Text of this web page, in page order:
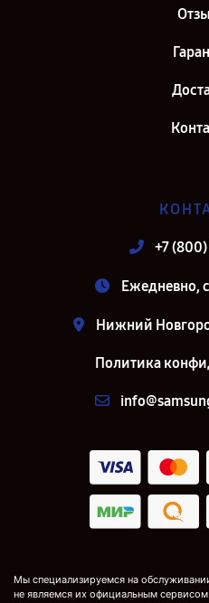
+7
Ежедневно,
Нижний
Политика
Мы специализируемся на
не являемся их официальным